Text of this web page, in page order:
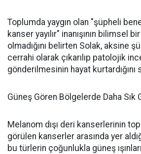
Toplumda yaygın olan "şüpheli
kanser yayılır" inanışının bilimsel
olmadığını belirten Solak, aksine
cerrahi olarak çıkarılıp patolojik
gönderilmesinin hayat kurtardığını
Güneş Gören Bölgelerde Daha Sık
Melanom dışı deri kanserlerinin
görülen kanserler arasında yer
bu türlerin çoğunlukla güneş